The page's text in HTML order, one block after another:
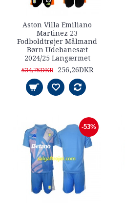
Aston Villa Emiliano
Martinez 23
Fodboldtrøjer Målmand
Børn Udebanesæt
2024/25 Langærmet
534,75DKR 256,26DKR
-53%